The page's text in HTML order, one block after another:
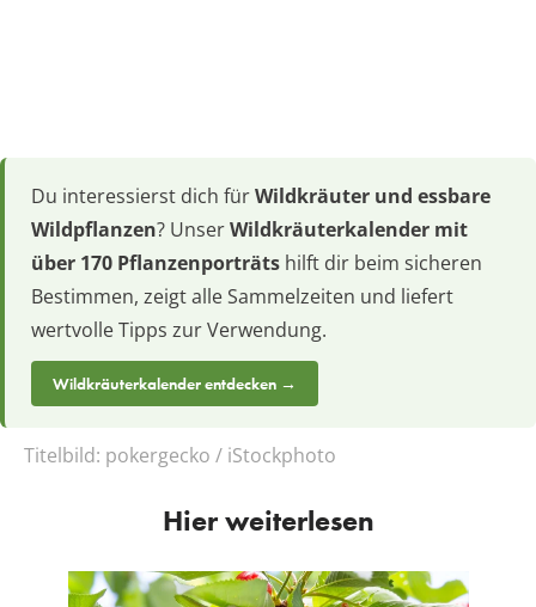
Du interessierst dich fürWildkräuter und essbare
Wildpflanzen? UnserWildkräuterkalender mit
über 170 Pflanzenporträts hilft dir beim sicheren
Bestimmen, zeigt alle Sammelzeiten und liefert
wertvolle Tipps zur Verwendung.
Wildkräuterkalender entdecken →
Titelbild: pokergecko / iStockphoto
Hier weiterlesen